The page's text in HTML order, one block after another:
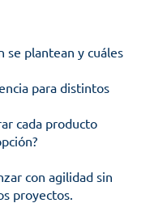
se plantean y cuáles
para distintos
cada producto
con agilidad sin
proyectos.